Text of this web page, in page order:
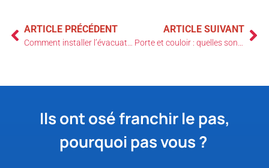
ARTICLE PRÉCÉDENT ARTICLE SUIVANT
Ils ont osé franchir le pas,
pourquoi pas vous ?